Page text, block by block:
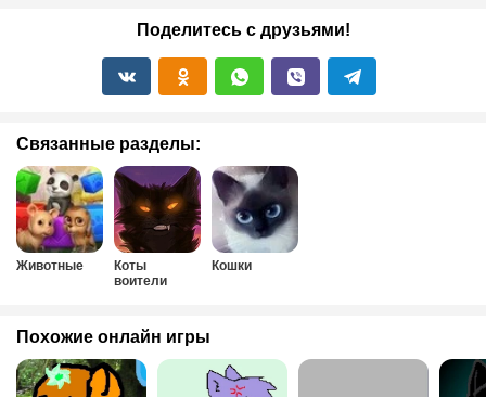
Поделитесь с друзьями!
Связанные разделы:
Животные
Коты
воители
Кошки
Похожие онлайн игры